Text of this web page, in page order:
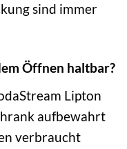
sind immer
Öffnen haltbar?
Lipton
aufbewahrt
verbraucht